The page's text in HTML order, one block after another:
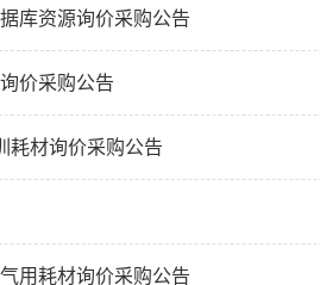
库资源询价采购公告
价采购公告
耗材询价采购公告
用耗材询价采购公告